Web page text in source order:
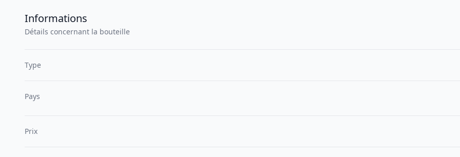
Informations
Détails concernant la bouteille
Type
Pays
Prix